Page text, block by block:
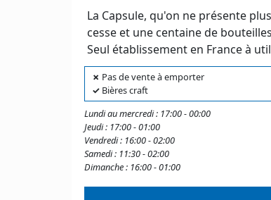
La Capsule, qu'on ne présente
cesse et une centaine de
Seul établissement en France à
✗ Pas de vente à emporter
✓ Bières craft
Lundi au mercredi : 17:00 - 00:00
Jeudi : 17:00 - 01:00
Vendredi : 16:00 - 02:00
Samedi : 11:30 - 02:00
Dimanche : 16:00 - 01:00